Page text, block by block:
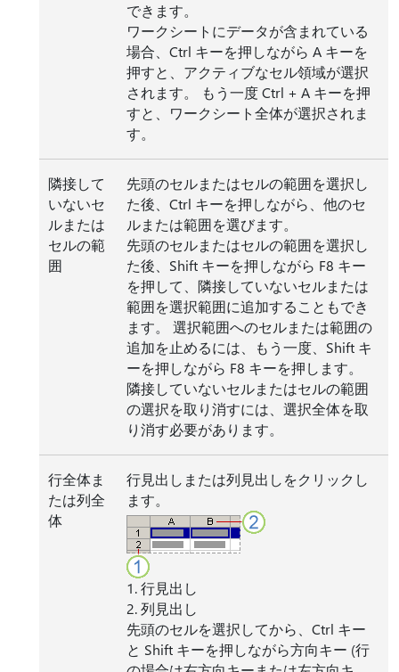
できます。
ワークシートにデータが含まれている
場合、Ctrl キーを押しながら A キーを
押すと、アクティブなセル領域が選択
されます。 もう一度 Ctrl + A キーを押
すと、ワークシート全体が選択されま
す。
隣接して
いないセ
ルまたは
セルの範
囲
先頭のセルまたはセルの範囲を選択し
た後、Ctrl キーを押しながら、他のセ
ルまたは範囲を選びます。
先頭のセルまたはセルの範囲を選択し
た後、Shift キーを押しながら F8 キー
を押して、隣接していないセルまたは
範囲を選択範囲に追加することもでき
ます。 選択範囲へのセルまたは範囲の
追加を止めるには、もう一度、Shift キ
ーを押しながら F8 キーを押します。
隣接していないセルまたはセルの範囲
の選択を取り消すには、選択全体を取
り消す必要があります。
行全体ま
たは列全
体
行見出しまたは列見出しをクリックし
ます。
1. 行見出し
2. 列見出し
先頭のセルを選択してから、Ctrl キー
と Shift キーを押しながら方向キー (行